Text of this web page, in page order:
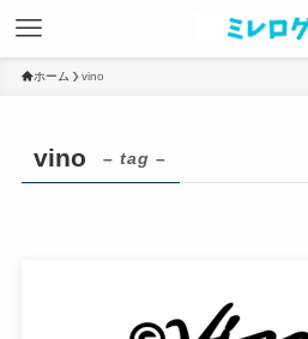
ホーム vino
vino – tag –